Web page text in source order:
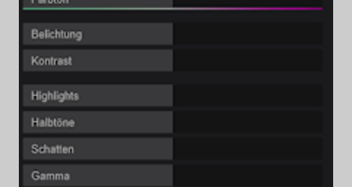
Google Ads Remarketing
Dies ist ein Remarketing-Service.
Google Ireland Limited
Google Building Gordon House, 4 Barrow Street, Dublin D04
E5W5, Ireland
Datenverarbeitungszwecke
Diese Liste stellt die Zwecke der Datenerhebung und -
verarbeitung dar. Eine Einwilligung gilt nur für die angegebenen